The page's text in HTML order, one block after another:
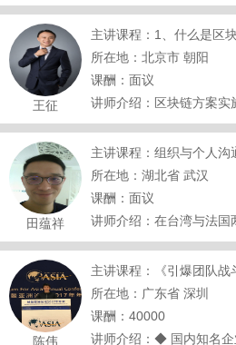
王征
主讲课程：1、什么是区
所在地：北京市 朝阳
课酬：面议
讲师介绍：区块链方案实
田蕴祥
主讲课程：组织与个人沟
所在地：湖北省 武汉
课酬：面议
讲师介绍：在台湾与法国
陈伟
主讲课程：《引爆团队战
所在地：广东省 深圳
课酬：40000
讲师介绍：◆ 国内知名企